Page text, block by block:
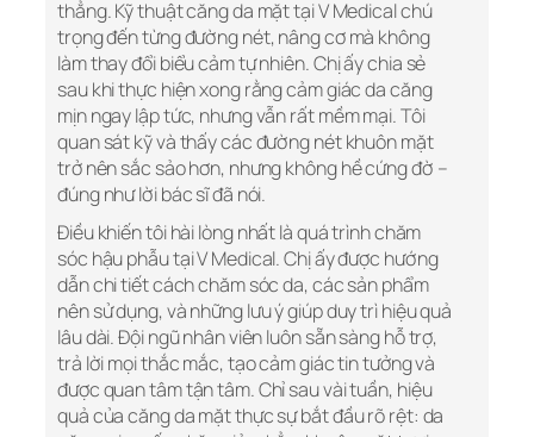
thẳng. Kỹ thuật căng da mặt tại V Medical chú
trọng đến từng đường nét, nâng cơ mà không
làm thay đổi biểu cảm tự nhiên. Chị ấy chia sẻ
sau khi thực hiện xong rằng cảm giác da căng
mịn ngay lập tức, nhưng vẫn rất mềm mại. Tôi
quan sát kỹ và thấy các đường nét khuôn mặt
trở nên sắc sảo hơn, nhưng không hề cứng đờ –
đúng như lời bác sĩ đã nói.
Điều khiến tôi hài lòng nhất là quá trình chăm
sóc hậu phẫu tại V Medical. Chị ấy được hướng
dẫn chi tiết cách chăm sóc da, các sản phẩm
nên sử dụng, và những lưu ý giúp duy trì hiệu quả
lâu dài. Đội ngũ nhân viên luôn sẵn sàng hỗ trợ,
trả lời mọi thắc mắc, tạo cảm giác tin tưởng và
được quan tâm tận tâm. Chỉ sau vài tuần, hiệu
quả của căng da mặt thực sự bắt đầu rõ rệt: da